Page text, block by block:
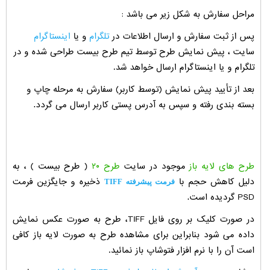
مراحل سفارش به شکل زیر می باشد :
پس از ثبت سفارش و ارسال اطلاعات درتلگرام و یا اینستاگرام
سایت ، پیش نمایش طرح توسط تیم طرح بیست طراحی شده و در
تلگرام و یا اینستاگرام ارسال خواهد شد.
بعد از تأیید پیش نمایش (توسط کاربر) سفارش به مرحله چاپ و
بسته بندی رفته و سپس به آدرس پستی کاربر ارسال می گردد.
طرح های لایه بازموجود در سایت طرح ۲۰
( طرح بیست ) ، به
دلیل کاهش حجم بافرمت پیشرفته TIFF
ذخیره و جایگزین فرمت
PSD گردیده است.
در صورت کلیک بر روی فایل TIFF، طرح به صورت عکس نمایش
داده می شود بنابراین برای مشاهده طرح به صورت لایه باز کافی
است آن را با نرم افزار فتوشاپ باز نمائید.